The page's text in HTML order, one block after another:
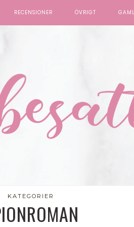
RECENSIONER ÖVRIGT
KATEGORIER